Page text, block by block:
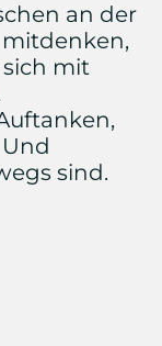
an der
mitdenken,
mit
sind.